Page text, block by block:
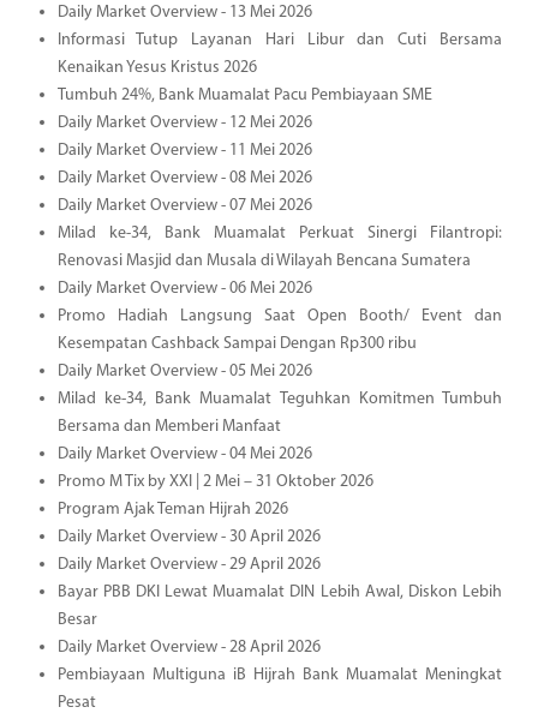
Daily Market Overview - 13 Mei 2026
Informasi Tutup Layanan Hari Libur dan Cuti Bersama
Kenaikan Yesus Kristus 2026
Tumbuh 24%, Bank Muamalat Pacu Pembiayaan SME
Daily Market Overview - 12 Mei 2026
Daily Market Overview - 11 Mei 2026
Daily Market Overview - 08 Mei 2026
Daily Market Overview - 07 Mei 2026
Milad ke-34, Bank Muamalat Perkuat Sinergi Filantropi:
Renovasi Masjid dan Musala di Wilayah Bencana Sumatera
Daily Market Overview - 06 Mei 2026
Promo Hadiah Langsung Saat Open Booth/ Event dan
Kesempatan Cashback Sampai Dengan Rp300 ribu
Daily Market Overview - 05 Mei 2026
Milad ke-34, Bank Muamalat Teguhkan Komitmen Tumbuh
Bersama dan Memberi Manfaat
Daily Market Overview - 04 Mei 2026
Promo M Tix by XXI | 2 Mei – 31 Oktober 2026
Program Ajak Teman Hijrah 2026
Daily Market Overview - 30 April 2026
Daily Market Overview - 29 April 2026
Bayar PBB DKI Lewat Muamalat DIN Lebih Awal, Diskon Lebih
Besar
Daily Market Overview - 28 April 2026
Pembiayaan Multiguna iB Hijrah Bank Muamalat Meningkat
Pesat